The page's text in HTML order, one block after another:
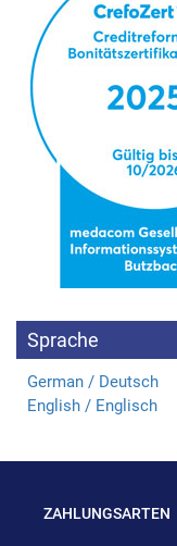
Sprache
German / Deutsch
English / Englisch
ZAHLUNGSARTEN